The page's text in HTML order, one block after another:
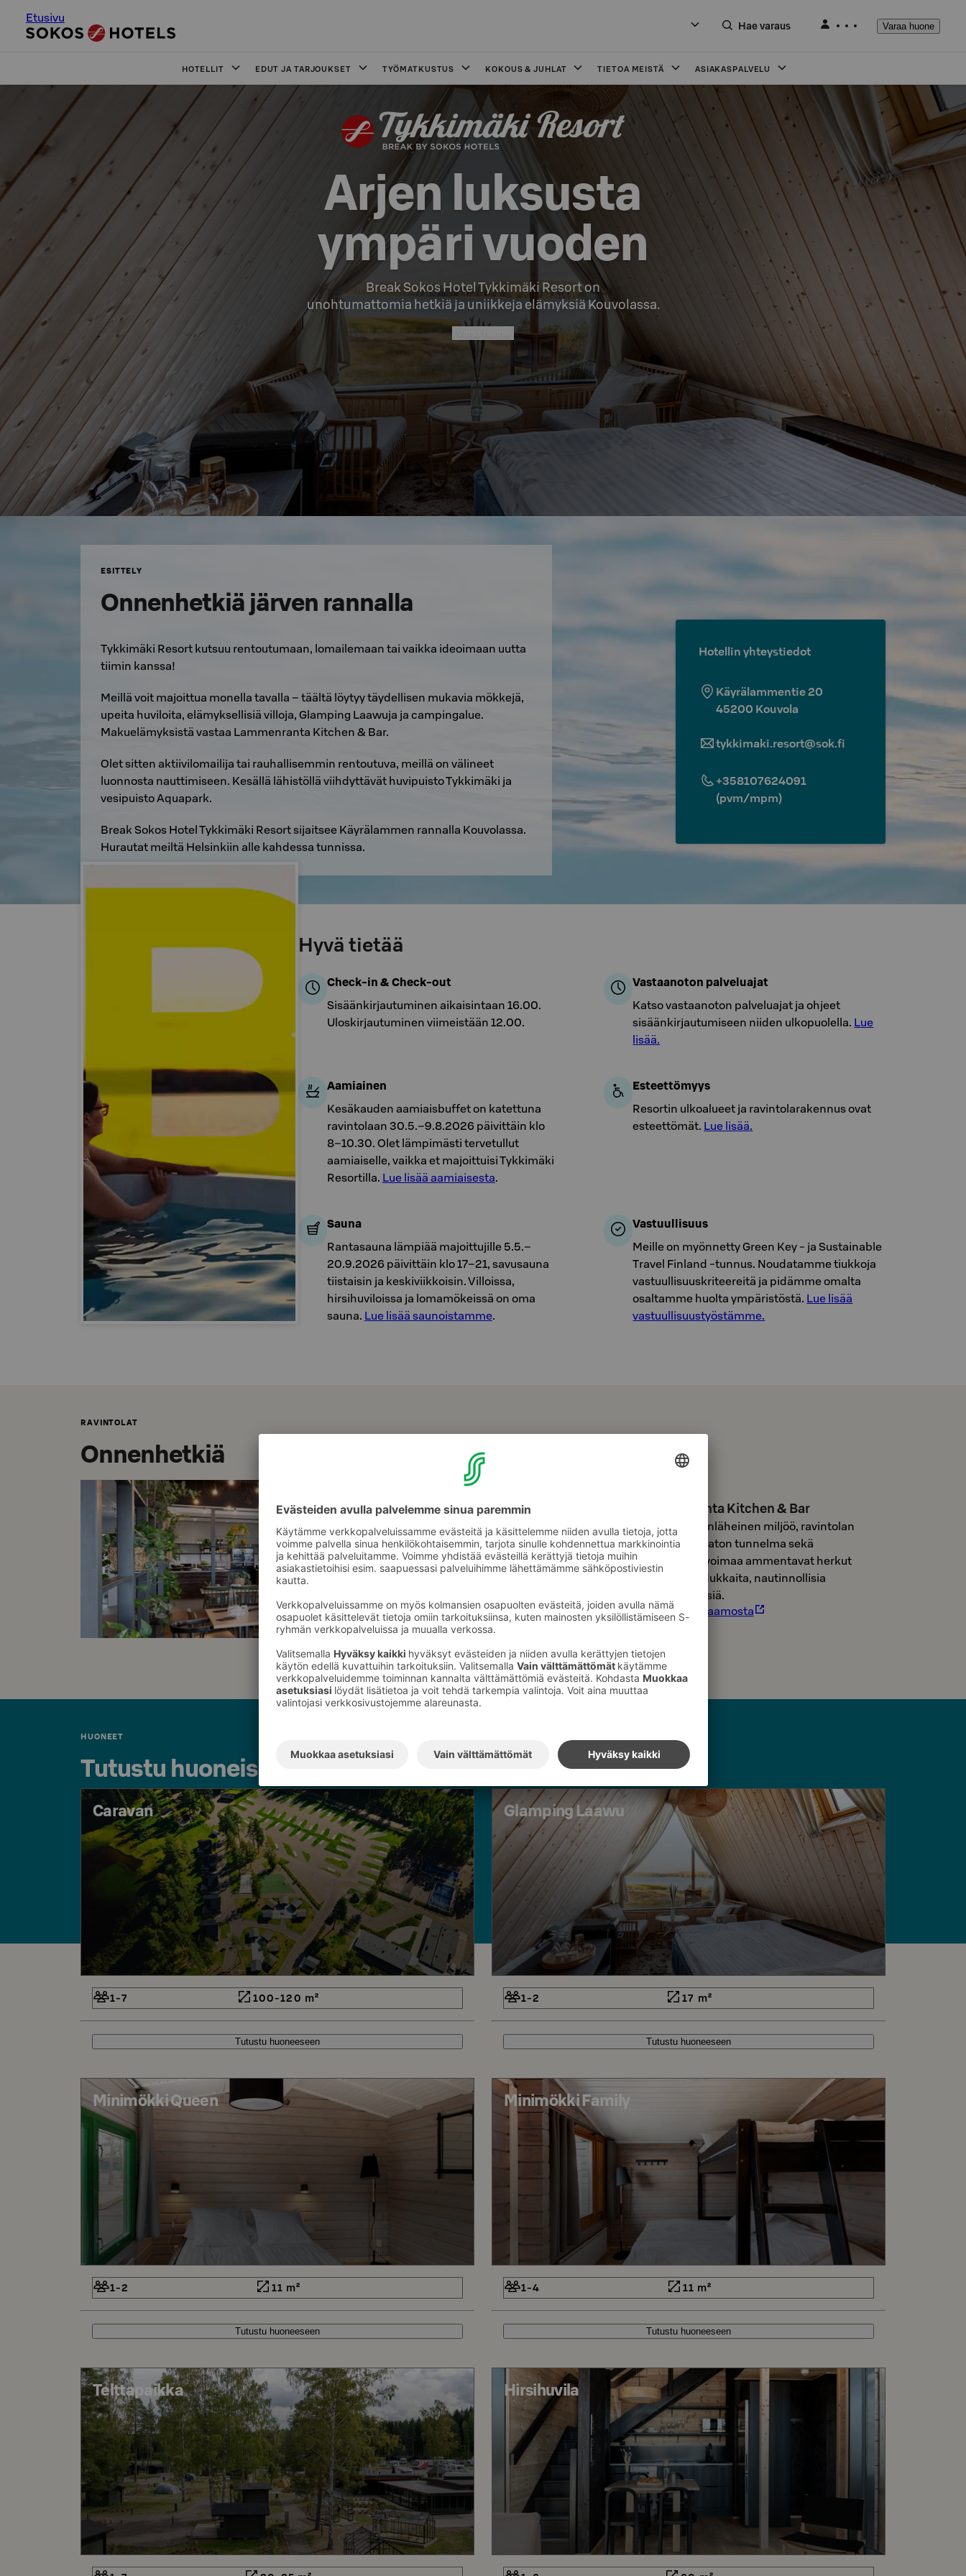
Etusivu
Hae varaus Varaa huone
HOTELLIT EDUT JA TARJOUKSET TYÖMATKUSTUS KOKOUS & JUHLAT TIETOA MEISTÄ ASIAKASPALVELU
Arjen luksusta
ympäri vuoden
Break Sokos Hotel Tykkimäki Resort on
unohtumattomia hetkiä ja uniikkeja elämyksiä Kouvolassa.
ESITTELY
Onnenhetkiä järven rannalla
Tykkimäki Resort kutsuu rentoutumaan, lomailemaan tai vaikka ideoimaan uutta
tiimin kanssa!
Meillä voit majoittua monella tavalla – täältä löytyy täydellisen mukavia mökkejä,
upeita huviloita, elämyksellisiä villoja, Glamping Laawuja ja campingalue.
Makuelämyksistä vastaa Lammenranta Kitchen & Bar.
Olet sitten aktiivilomailija tai rauhallisemmin rentoutuva, meillä on välineet
luonnosta nauttimiseen. Kesällä lähistöllä viihdyttävät huvipuisto Tykkimäki ja
vesipuisto Aquapark.
Break Sokos Hotel Tykkimäki Resort sijaitsee Käyrälammen rannalla Kouvolassa.
Hurautat meiltä Helsinkiin alle kahdessa tunnissa.
Hotellin yhteystiedot
Käyrälammentie 20
45200 Kouvola
tykkimaki.resort@sok.fi
+358107624091
(pvm/mpm)
Hyvä tietää
Check-in & Check-out
Sisäänkirjautuminen aikaisintaan 16.00.
Uloskirjautuminen viimeistään 12.00.
Vastaanoton palveluajat
Katso vastaanoton palveluajat ja ohjeet
sisäänkirjautumiseen niiden ulkopuolella. Lue
lisää.
Aamiainen
Kesäkauden aamiaisbuffet on katettuna
ravintolaan 30.5.–9.8.2026 päivittäin klo
8–10.30. Olet lämpimästi tervetullut
aamiaiselle, vaikka et majoittuisi Tykkimäki
Resortilla. Lue lisää aamiaisesta.
Esteettömyys
Resortin ulkoalueet ja ravintolarakennus ovat
esteettömät. Lue lisää.
Sauna
Rantasauna lämpiää majoittujille 5.5.–
20.9.2026 päivittäin klo 17–21, savusauna
tiistaisin ja keskiviikkoisin. Villoissa,
hirsihuviloissa ja lomamökeissä on oma
sauna. Lue lisää saunoistamme.
Vastuullisuus
Meille on myönnetty Green Key - ja Sustainable
Travel Finland -tunnus. Noudatamme tiukkoja
vastuullisuuskriteereitä ja pidämme omalta
osaltamme huolta ympäristöstä. Lue lisää
vastuullisuustyöstämme.
RAVINTOLAT
Onnenhetkiä
Lammenranta Kitchen & Bar
Upea, luonnonläheinen miljöö, ravintolan
rento ja mutkaton tunnelma sekä
lähialueesta voimaa ammentavat herkut
takaavat laadukkaita, nautinnollisia
ruokaelämyksiä.
Lue lisää Raflaamosta
HUONEET
Tutustu huoneisiimme
Caravan
1-7 100-120 m²
Tutustu huoneeseen
Glamping Laawu
1-2 17 m²
Tutustu huoneeseen
Minimökki Queen
1-2 11 m²
Tutustu huoneeseen
Minimökki Family
1-4 11 m²
Tutustu huoneeseen
Telttapaikka Hirsihuvila